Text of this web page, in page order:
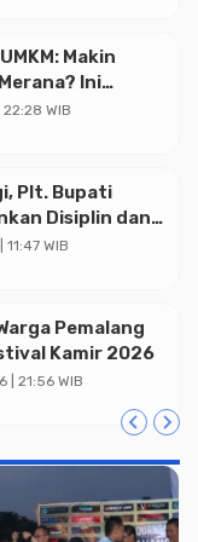
Makin
Ini
WIB
Plt. Bupati
Disiplin dan
Pelayanan
WIB
Pemalang
Kamir 2026
| 21:56 WIB